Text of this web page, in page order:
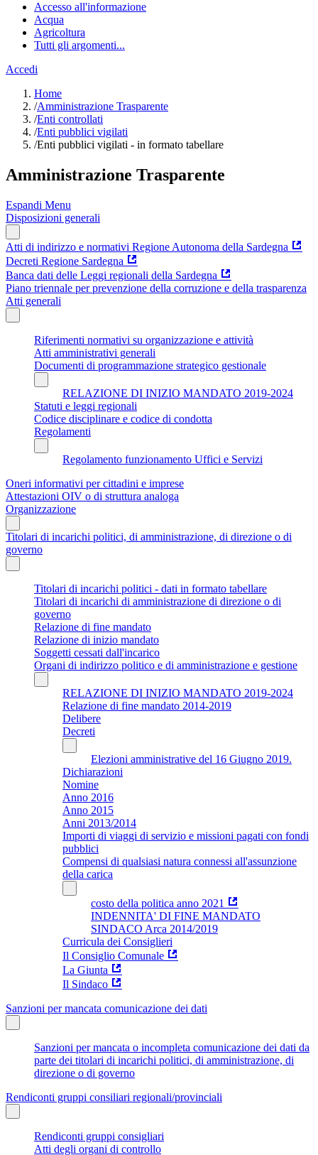
Accesso all'informazione
Acqua
Agricoltura
Tutti gli argomenti...
Accedi
Home
/Amministrazione Trasparente
/Enti controllati
/Enti pubblici vigilati
/Enti pubblici vigilati - in formato tabellare
Amministrazione Trasparente
Espandi Menu
Disposizioni generali
Atti di indirizzo e normativi Regione Autonoma della Sardegna
Decreti Regione Sardegna
Banca dati delle Leggi regionali della Sardegna
Piano triennale per prevenzione della corruzione e della trasparenza
Atti generali
Riferimenti normativi su organizzazione e attività
Atti amministrativi generali
Documenti di programmazione strategico gestionale
RELAZIONE DI INIZIO MANDATO 2019-2024
Statuti e leggi regionali
Codice disciplinare e codice di condotta
Regolamenti
Regolamento funzionamento Uffici e Servizi
Oneri informativi per cittadini e imprese
Attestazioni OIV o di struttura analoga
Organizzazione
Titolari di incarichi politici, di amministrazione, di direzione o di
governo
Titolari di incarichi politici - dati in formato tabellare
Titolari di incarichi di amministrazione di direzione o di
governo
Relazione di fine mandato
Relazione di inizio mandato
Soggetti cessati dall'incarico
Organi di indirizzo politico e di amministrazione e gestione
RELAZIONE DI INIZIO MANDATO 2019-2024
Relazione di fine mandato 2014-2019
Delibere
Decreti
Elezioni amministrative del 16 Giugno 2019.
Dichiarazioni
Nomine
Anno 2016
Anno 2015
Anni 2013/2014
Importi di viaggi di servizio e missioni pagati con fondi
pubblici
Compensi di qualsiasi natura connessi all'assunzione
della carica
costo della politica anno 2021
INDENNITA' DI FINE MANDATO
SINDACO Arca 2014/2019
Curricula dei Consiglieri
Il Consiglio Comunale
La Giunta
Il Sindaco
Sanzioni per mancata comunicazione dei dati
Sanzioni per mancata o incompleta comunicazione dei dati da
parte dei titolari di incarichi politici, di amministrazione, di
direzione o di governo
Rendiconti gruppi consiliari regionali/provinciali
Rendiconti gruppi consigliari
Atti degli organi di controllo